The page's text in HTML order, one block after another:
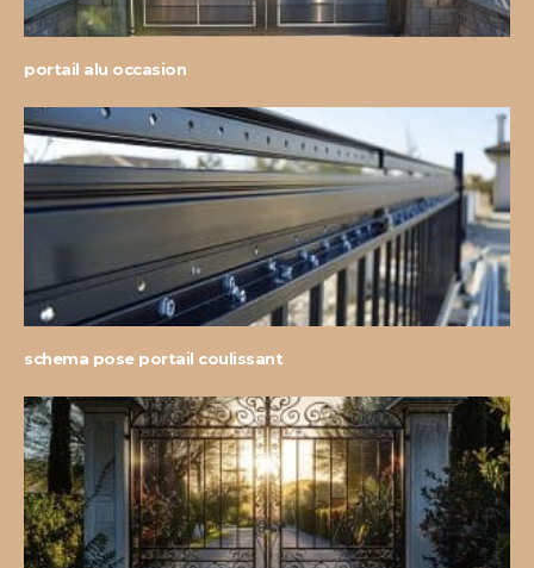
portail alu occasion
schema pose portail coulissant